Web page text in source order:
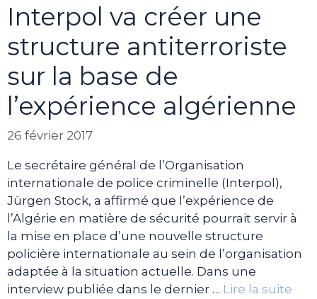
Interpol va créer une
structure antiterroriste
sur la base de
l’expérience algérienne
26 février 2017
Le secrétaire général de l’Organisation
internationale de police criminelle (Interpol),
Jürgen Stock, a affirmé que l’expérience de
l’Algérie en matière de sécurité pourrait servir à
la mise en place d’une nouvelle structure
policière internationale au sein de l’organisation
adaptée à la situation actuelle. Dans une
interview publiée dans le dernier … Lire la suite